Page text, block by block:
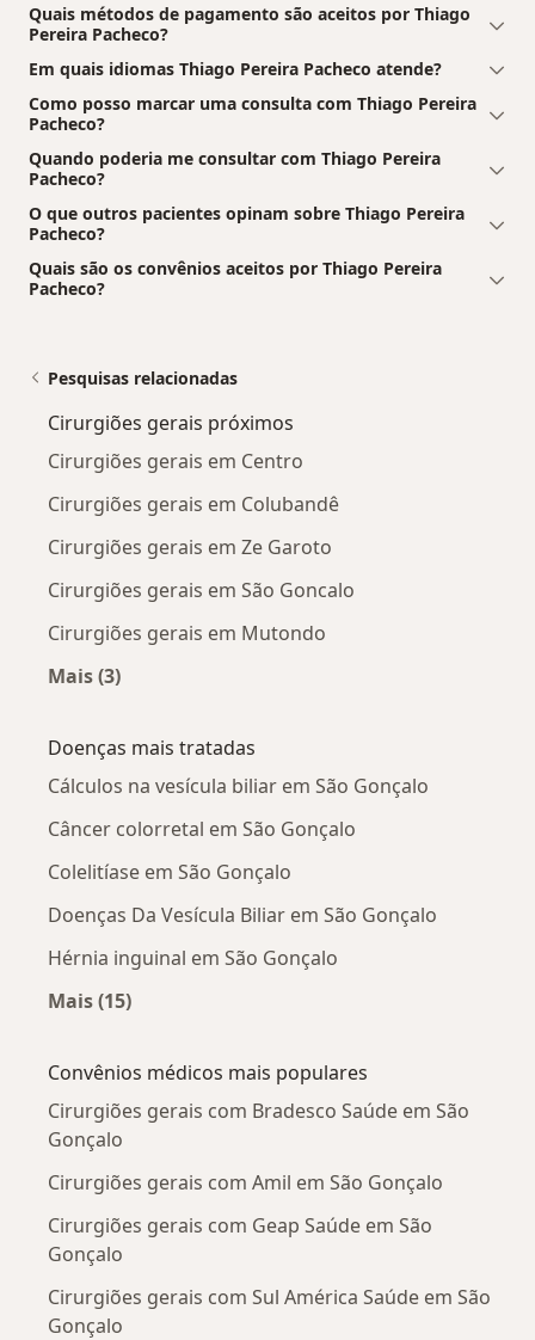
Quais métodos de pagamento são aceitos por Thiago
Pereira Pacheco?
Em quais idiomas Thiago Pereira Pacheco atende?
Como posso marcar uma consulta com Thiago Pereira
Pacheco?
Quando poderia me consultar com Thiago Pereira
Pacheco?
O que outros pacientes opinam sobre Thiago Pereira
Pacheco?
Quais são os convênios aceitos por Thiago Pereira
Pacheco?
Pesquisas relacionadas
Cirurgiões gerais próximos
Cirurgiões gerais em Centro
Cirurgiões gerais em Colubandê
Cirurgiões gerais em Ze Garoto
Cirurgiões gerais em São Goncalo
Cirurgiões gerais em Mutondo
Mais (3)
Doenças mais tratadas
Cálculos na vesícula biliar em São Gonçalo
Câncer colorretal em São Gonçalo
Colelitíase em São Gonçalo
Doenças Da Vesícula Biliar em São Gonçalo
Hérnia inguinal em São Gonçalo
Mais (15)
Convênios médicos mais populares
Cirurgiões gerais com Bradesco Saúde em São
Gonçalo
Cirurgiões gerais com Amil em São Gonçalo
Cirurgiões gerais com Geap Saúde em São
Gonçalo
Cirurgiões gerais com Sul América Saúde em São
Gonçalo